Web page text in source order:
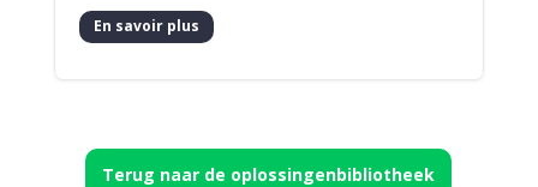
En savoir plus
Terug naar de oplossingenbibliotheek